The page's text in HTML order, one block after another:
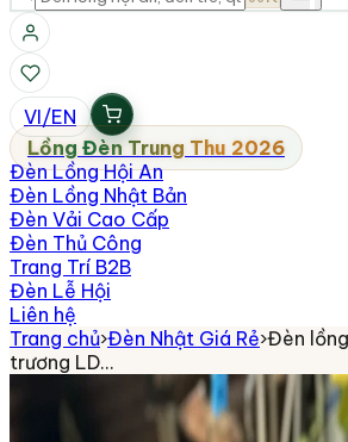
VI/EN
Lồng Đèn Trung Thu 2026
Đèn Lồng Hội An
Đèn Lồng Nhật Bản
Đèn Vải Cao Cấp
Đèn Thủ Công
Trang Trí B2B
Đèn Lễ Hội
Liên hệ
Trang chủ›Đèn Nhật Giá Rẻ›Đèn
trương LD…